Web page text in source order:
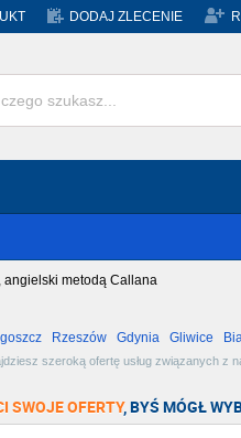
DODAJ ZLECENIE
angielski metodą Callana
Rzeszów Gdynia Gliwice
szeroką ofertę usług związanych z
SWOJE OFERTY, BYŚ MÓGŁ